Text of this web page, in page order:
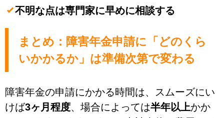
不明な点は専門家に早めに相談する
まとめ：障害年金申請に「どのくら
いかかるか」は準備次第で変わる
障害年金の申請にかかる時間は、スムーズにい
けば3ヶ月程度、場合によっては半年以上かか